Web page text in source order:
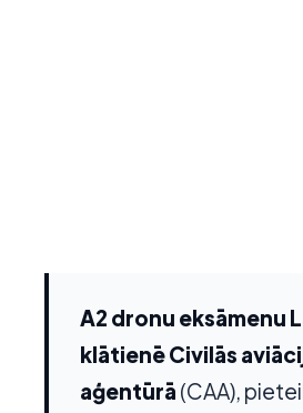
A2 dronu eksāmenu
klātienē Civilās
aģentūrā (CAA),